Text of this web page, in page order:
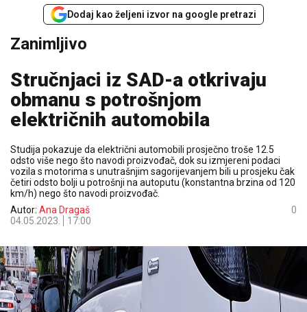
Dodaj kao željeni izvor na google pretrazi
Zanimljivo
Stručnjaci iz SAD-a otkrivaju
obmanu s potrošnjom
električnih automobila
Studija pokazuje da električni automobili prosječno troše 12.5
odsto više nego što navodi proizvođač, dok su izmjereni podaci
vozila s motorima s unutrašnjim sagorijevanjem bili u prosjeku čak
četiri odsto bolji u potrošnji na autoputu (konstantna brzina od 120
km/h) nego što navodi proizvođač.
Autor: Ana Dragaš
04.05.2023.
17:00
0